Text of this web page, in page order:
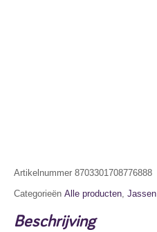
Artikelnummer 8703301708776888
Categorieën Alle producten, Jassen
Beschrijving